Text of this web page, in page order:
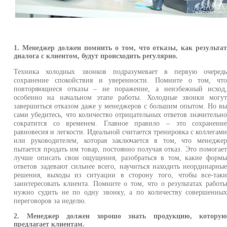
1. Менеджер должен помнить о том, что отказы, как результат
диалога с клиентом, будут происходить регулярно.
Техника холодных звонков подразумевает в первую очередь
сохранение спокойствия и уверенности. Помните о том, что
повторяющиеся отказы – не поражение, а неизбежный исход,
особенно на начальном этапе работы. Холодные звонки могут
завершиться отказом даже у менеджеров с большим опытом. Но вы
сами убедитесь, что количество отрицательных ответов значительно
сократится со временем. Главное правило – это сохранение
равновесия и легкости. Идеальной считается тренировка с коллегами
или руководителем, которая заключается в том, что менеджер
пытается продать им товар, постоянно получая отказ. Это помогает
лучше описать свои ощущения, разобраться в том, какие формы
ответов задевают сильнее всего, научиться находить неординарные
решения, выходы из ситуации в сторону того, чтобы все-таки
заинтересовать клиента. Помните о том, что о результатах работы
нужно судить не по одну звонку, а по количеству совершенных
переговоров за неделю.
2. Менеджер должен хорошо знать продукцию, которую
предлагает клиентам.